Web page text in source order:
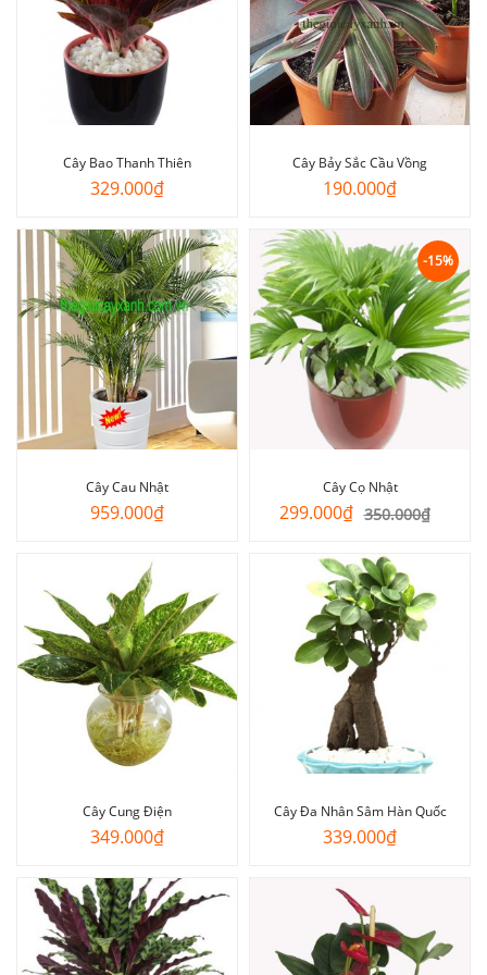
Cây Bao Thanh Thiên
329.000₫
Cây Bảy Sắc Cầu Vồng
190.000₫
Cây Cau Nhật
959.000₫
-15%
Cây Cọ Nhật
350.000₫
Giá
là:
350.000₫.
299.000₫Giá
tại
là:
299.000₫.
Cây Cung Điện
349.000₫
Cây Đa Nhân Sâm Hàn Quốc
339.000₫